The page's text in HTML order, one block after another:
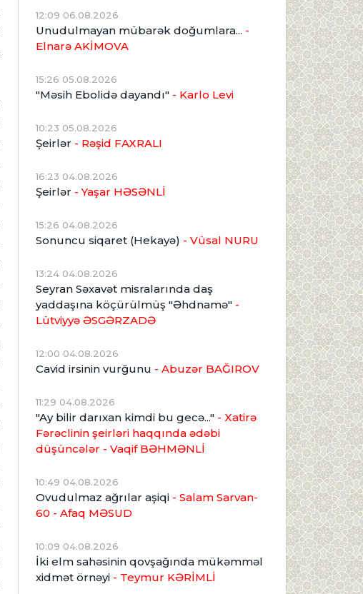
12:09 06.08.2026
Unudulmayan mübarək doğumlara... -
Elnarə AKİMOVA
15:26 05.08.2026
"Məsih Ebolidə dayandı" - Karlo Levi
10:23 05.08.2026
Şeirlər - Rəşid FAXRALI
16:23 04.08.2026
Şeirlər - Yaşar HƏSƏNLİ
15:26 04.08.2026
Sonuncu siqaret (Hekayə) - Vüsal NURU
13:24 04.08.2026
Seyran Səxavət misralarında daş
yaddaşına köçürülmüş "Əhdnamə" -
Lütviyyə ƏSGƏRZADƏ
12:00 04.08.2026
Cavid irsinin vurğunu - Abuzər BAĞIROV
11:29 04.08.2026
"Ay bilir darıxan kimdi bu gecə..." - Xatirə
Fərəclinin şeirləri haqqında ədəbi
düşüncələr - Vaqif BƏHMƏNLİ
10:49 04.08.2026
Ovudulmaz ağrılar aşiqi - Salam Sarvan-
60 - Afaq MƏSUD
10:09 04.08.2026
İki elm sahəsinin qovşağında mükəmməl
xidmət örnəyi - Teymur KƏRİMLİ